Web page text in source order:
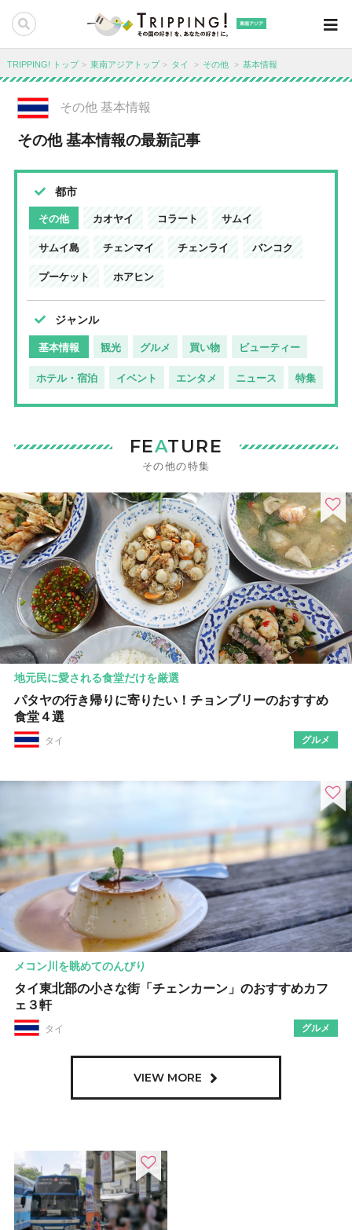
東南アジア
TRIPPING! トップ 東南アジアトップ タイ その他 基本情報
その他 基本情報
その他 基本情報の最新記事
都市
その他 カオヤイ コラート サムイ
サムイ島 チェンマイ チェンライ バンコク
プーケット ホアヒン
ジャンル
基本情報 観光 グルメ 買い物 ビューティー
ホテル・宿泊 イベント エンタメ ニュース 特集
FEATURE
その他の特集
地元民に愛される食堂だけを厳選
パタヤの行き帰りに寄りたい！チョンブリーのおすすめ
食堂４選
タイ グルメ
メコン川を眺めてのんびり
タイ東北部の小さな街「チェンカーン」のおすすめカフ
ェ３軒
タイ グルメ
VIEW MORE